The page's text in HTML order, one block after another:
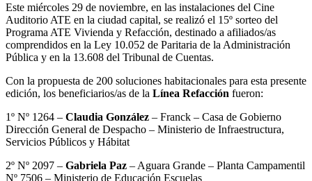
Este miércoles 29 de noviembre, en las instalaciones del Cine
Auditorio ATE en la ciudad capital, se realizó el 15º sorteo del
Programa ATE Vivienda y Refacción, destinado a afiliados/as
comprendidos en la Ley 10.052 de Paritaria de la Administración
Pública y en la 13.608 del Tribunal de Cuentas.
Con la propuesta de 200 soluciones habitacionales para esta presente
edición, los beneficiarios/as de la Línea Refacción fueron:
1º Nº 1264 – Claudia González – Franck – Casa de Gobierno
Dirección General de Despacho – Ministerio de Infraestructura,
Servicios Públicos y Hábitat
2º Nº 2097 – Gabriela Paz – Aguara Grande – Planta Campamentil
Nº 7506 – Ministerio de Educación Escuelas